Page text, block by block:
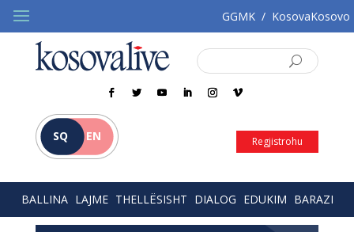
GGMK / KosovaKosovo
SQ EN Regjistrohu
BALLINA LAJME THELLËSISHT DIALOG EDUKIM BARAZI